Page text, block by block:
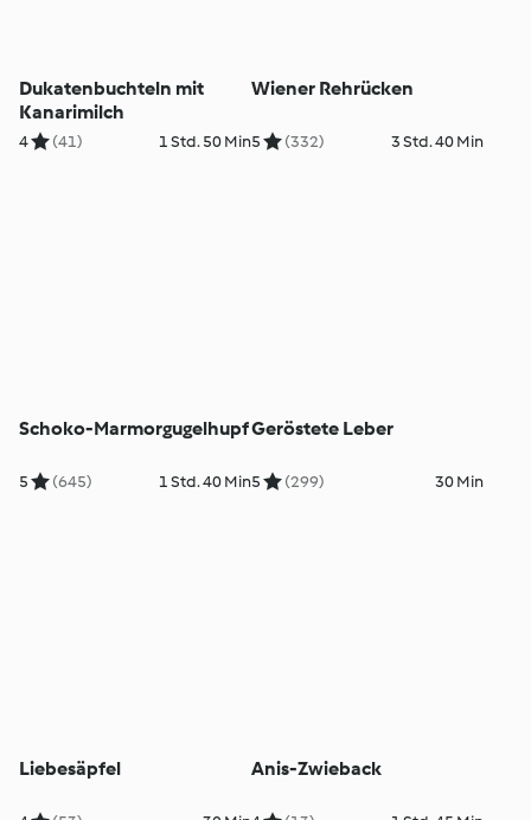
Dukatenbuchteln mit
Kanarimilch
4 (41) 1 Std. 50 Min
Wiener Rehrücken
5 (332) 3 Std. 40 Min
Schoko-Marmorgugelhupf
5 (645) 1 Std. 40 Min
Geröstete Leber
5 (299) 30 Min
Liebesäpfel Anis-Zwieback